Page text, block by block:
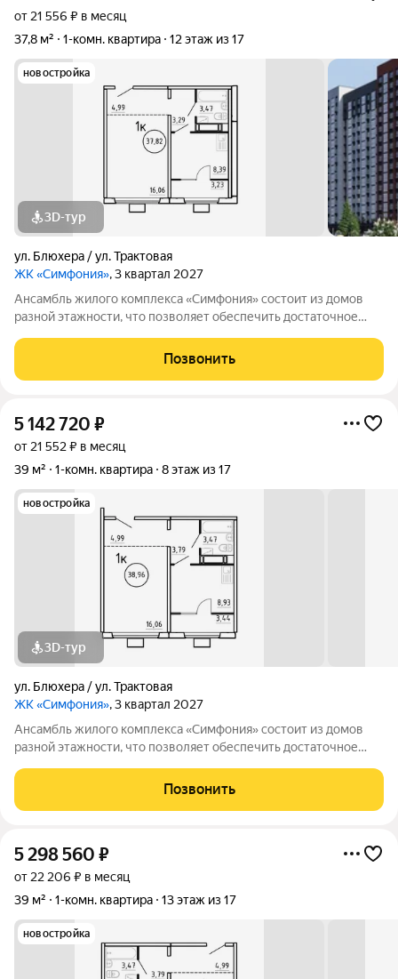
от 21 556 ₽ в месяц
37,8 м²
1-комн. квартира 12 этаж из 17
новостройка
3D-тур
ул. Блюхера / ул. Трактовая
ЖК «Симфония», 3 квартал 2027
Ансамбль жилого комплекса «Симфония» состоит из домов
разной этажности, что позволяет обеспечить достаточное
времени и предлагаем квартиры с уже готовой базовой
отделкой. Заезжайте и живите! ЖК
Позвонить
5 142 720 ₽
от 21 552 ₽ в месяц
39 м²
1-комн. квартира 8 этаж из 17
новостройка
3D-тур
ул. Блюхера / ул. Трактовая
ЖК «Симфония», 3 квартал 2027
Ансамбль жилого комплекса «Симфония» состоит из домов
разной этажности, что позволяет обеспечить достаточное
времени и предлагаем квартиры с уже готовой базовой
отделкой. Заезжайте и живите! ЖК
Позвонить
5 298 560 ₽
от 22 206 ₽ в месяц
39 м²
1-комн. квартира 13 этаж из 17
новостройка